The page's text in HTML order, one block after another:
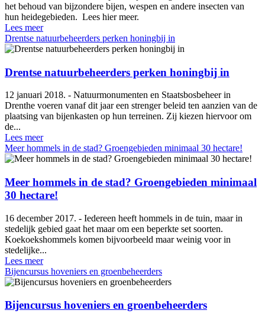
het behoud van bijzondere bijen, wespen en andere insecten van
hun heidegebieden. Lees hier meer.
Lees meer
Drentse natuurbeheerders perken honingbij in
Drentse natuurbeheerders perken honingbij in
12 januari 2018. - Natuurmonumenten en Staatsbosbeheer in
Drenthe voeren vanaf dit jaar een strenger beleid ten aanzien van de
plaatsing van bijenkasten op hun terreinen. Zij kiezen hiervoor om
de...
Lees meer
Meer hommels in de stad? Groengebieden minimaal 30 hectare!
Meer hommels in de stad? Groengebieden minimaal
30 hectare!
16 december 2017. - Iedereen heeft hommels in de tuin, maar in
stedelijk gebied gaat het maar om een beperkte set soorten.
Koekoekshommels komen bijvoorbeeld maar weinig voor in
stedelijke...
Lees meer
Bijencursus hoveniers en groenbeheerders
Bijencursus hoveniers en groenbeheerders